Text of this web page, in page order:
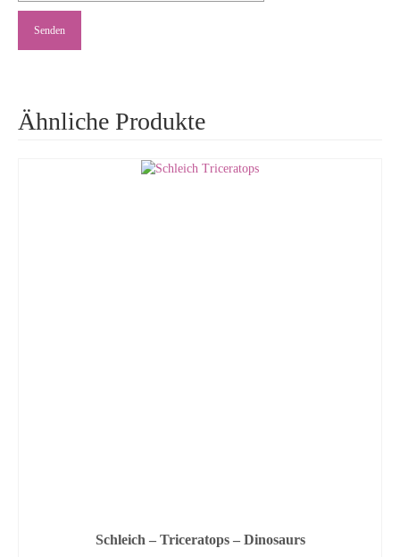
Ähnliche Produkte
Schleich – Triceratops – Dinosaurs